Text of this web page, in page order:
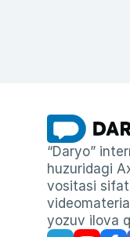
“Daryo”
huzuridagi
vositasi
yozuv ilova